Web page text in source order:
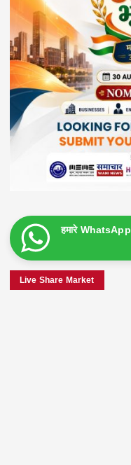
हमारे
Live Share Market